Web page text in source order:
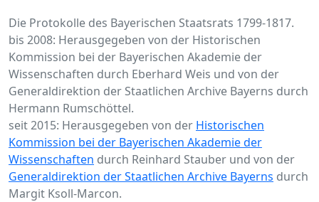
Die Protokolle des Bayerischen Staatsrats 1799-1817.
bis 2008: Herausgegeben von der Historischen
Kommission bei der Bayerischen Akademie der
Wissenschaften durch Eberhard Weis und von der
Generaldirektion der Staatlichen Archive Bayerns durch
Hermann Rumschöttel.
seit 2015: Herausgegeben von der Historischen
Kommission bei der Bayerischen Akademie der
Wissenschaften durch Reinhard Stauber und von der
Generaldirektion der Staatlichen Archive Bayerns durch
Margit Ksoll-Marcon.